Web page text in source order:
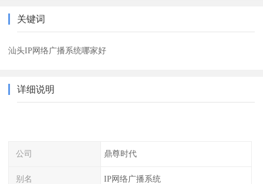
关键词
汕头IP网络广播系统哪家好
详细说明
公司 鼎尊时代
别名 IP网络广播系统